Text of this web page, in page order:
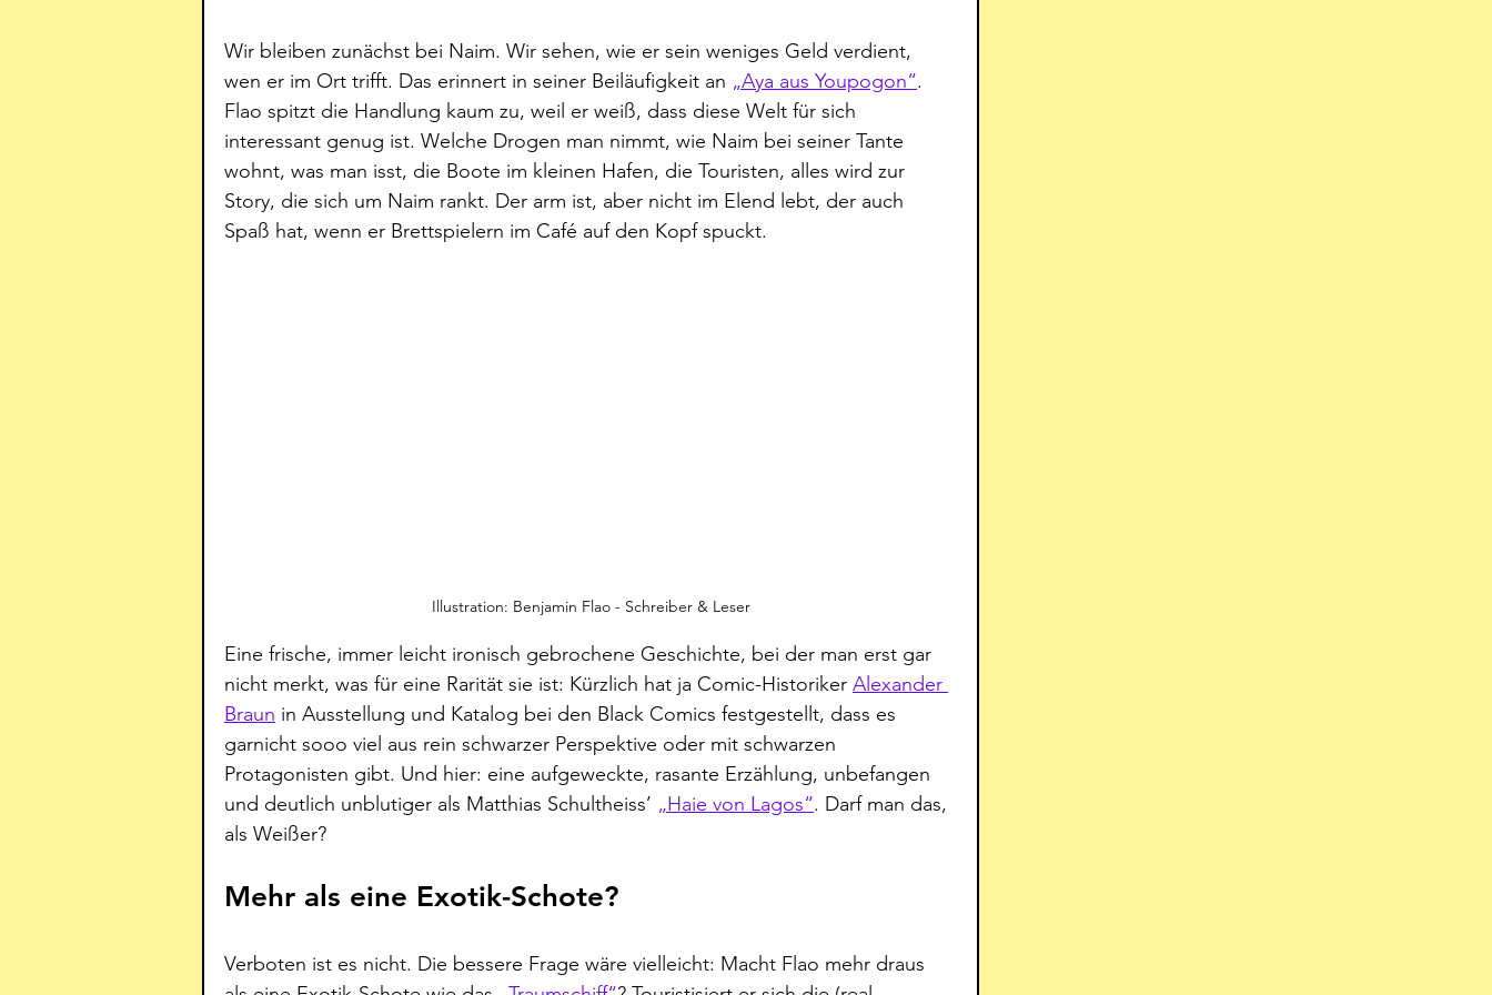
Wir bleiben zunächst bei Naim. Wir sehen, wie er sein weniges Geld verdient,
wen er im Ort trifft. Das erinnert in seiner Beiläufigkeit an „Aya aus Youpogon“.
Flao spitzt die Handlung kaum zu, weil er weiß, dass diese Welt für sich
interessant genug ist. Welche Drogen man nimmt, wie Naim bei seiner Tante
wohnt, was man isst, die Boote im kleinen Hafen, die Touristen, alles wird zur
Story, die sich um Naim rankt. Der arm ist, aber nicht im Elend lebt, der auch
Spaß hat, wenn er Brettspielern im Café auf den Kopf spuckt.
Illustration: Benjamin Flao - Schreiber & Leser
Eine frische, immer leicht ironisch gebrochene Geschichte, bei der man erst gar
nicht merkt, was für eine Rarität sie ist: Kürzlich hat ja Comic-Historiker Alexander
Braun in Ausstellung und Katalog bei den Black Comics festgestellt, dass es
garnicht sooo viel aus rein schwarzer Perspektive oder mit schwarzen
Protagonisten gibt. Und hier: eine aufgeweckte, rasante Erzählung, unbefangen
und deutlich unblutiger als Matthias Schultheiss’ „Haie von Lagos“. Darf man das,
als Weißer?
Mehr als eine Exotik-Schote?
Verboten ist es nicht. Die bessere Frage wäre vielleicht: Macht Flao mehr draus